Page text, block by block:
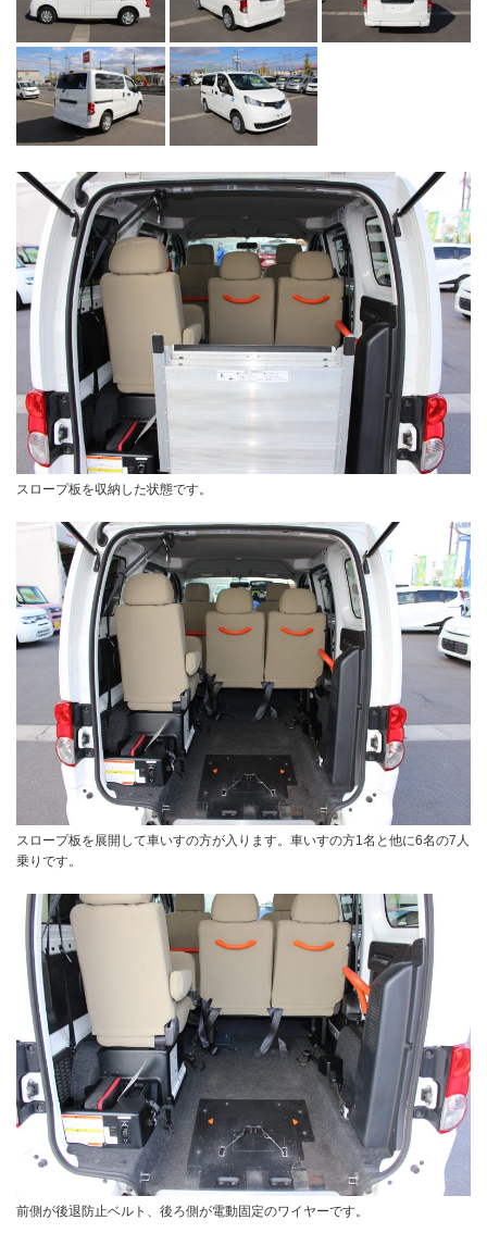
スロープ板を収納した状態です。
スロープ板を展開して車いすの方が入ります。車いすの方1名と他に6名の7人
乗りです。
前側が後退防止ベルト、後ろ側が電動固定のワイヤーです。